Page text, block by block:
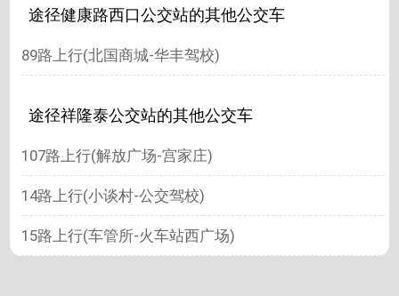
途径健康路西口公交站的其他公交车
89路上行(北国商城-华丰驾校)
途径祥隆泰公交站的其他公交车
107路上行(解放广场-宫家庄)
14路上行(小谈村-公交驾校)
15路上行(车管所-火车站西广场)